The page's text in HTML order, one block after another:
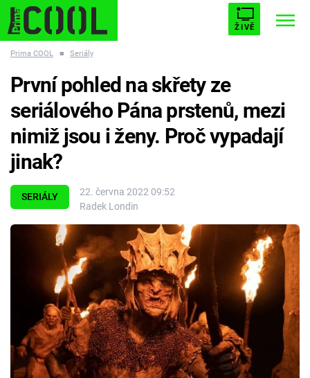
ŽIVĚ
ESCAPE PLNEJ KOTEL AVENGERS 5
Témata
Filmy
Hry
Cool Esport
Pořady
Prima COOL ■ Seriály
SERIÁLY
22. června 2022 09:52
Radek Londin
První pohled na skřety ze
seriálového Pána prstenů, mezi
nimiž jsou i ženy. Proč vypadají
jinak?